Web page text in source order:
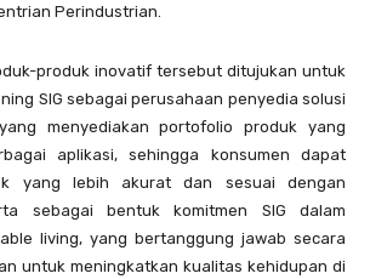
Perindustrian.
produk inovatif tersebut ditujukan untuk
SIG sebagai perusahaan penyedia solusi
menyediakan portofolio produk yang
aplikasi, sehingga konsumen dapat
yang lebih akurat dan sesuai dengan
sebagai bentuk komitmen SIG dalam
living, yang bertanggung jawab secara
untuk meningkatkan kualitas kehidupan di